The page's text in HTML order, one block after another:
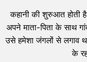
कहानी की शुरुआत होती
अपने माता-पिता के साथ
उसे हमेशा जंगलों से लगाव
के